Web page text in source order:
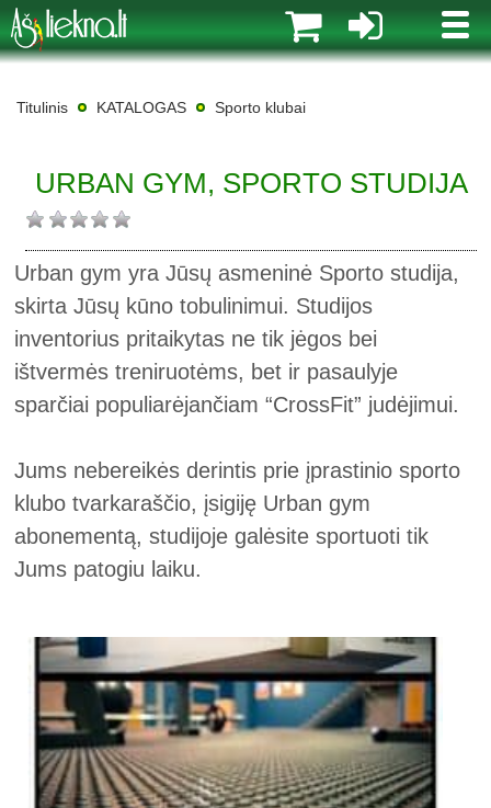
MENIU
Titulinis KATALOGAS Sporto klubai
URBAN GYM, SPORTO STUDIJA
Urban gym yra Jūsų asmeninė Sporto studija,
skirta Jūsų kūno tobulinimui. Studijos
inventorius pritaikytas ne tik jėgos bei
ištvermės treniruotėms, bet ir pasaulyje
sparčiai populiarėjančiam “CrossFit” judėjimui.
Jums nebereikės derintis prie įprastinio sporto
klubo tvarkaraščio, įsigiję Urban gym
abonementą, studijoje galėsite sportuoti tik
Jums patogiu laiku.